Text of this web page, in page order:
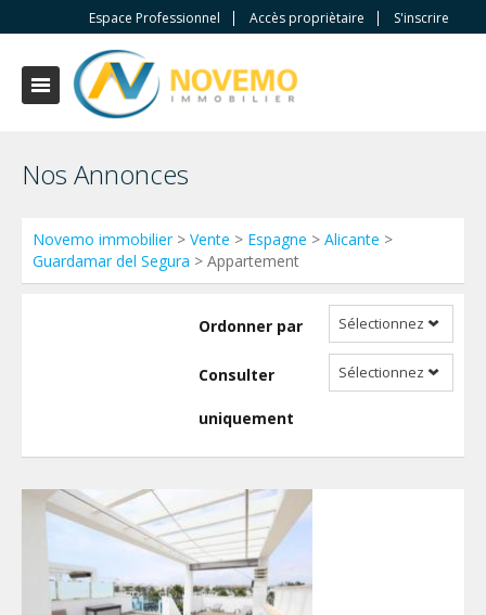
Espace Professionnel Accès propriètaire S'inscrire
Nos Annonces
Novemo immobilier> Vente > Espagne > Alicante >
Guardamar del Segura > Appartement
Ordonner par Sélectionnez
Consulter
uniquement
Sélectionnez